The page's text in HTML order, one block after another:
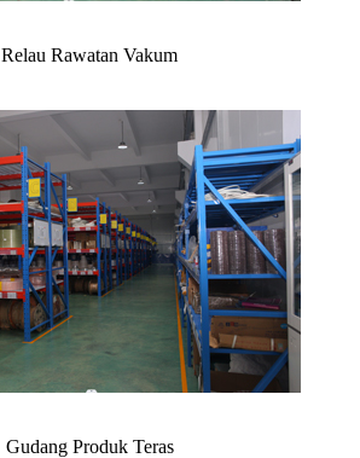
Relau Rawatan Vakum
Gudang Produk Teras